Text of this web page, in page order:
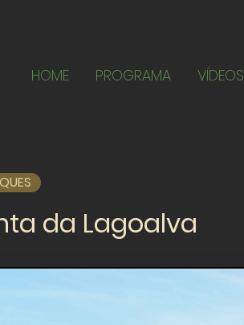
HOME PROGRAMA VÍDEOS
da Lagoalva